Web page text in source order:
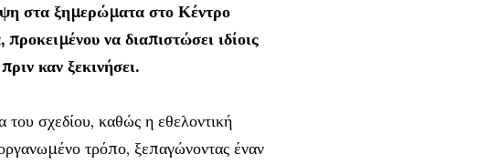
στα ξημερώματα στο Κέντρο
να διαπιστώσει ιδίοις
καν ξεκινήσει.
του σχεδίου, καθώς η εθελοντική
τρόπο, ξεπαγώνοντας έναν